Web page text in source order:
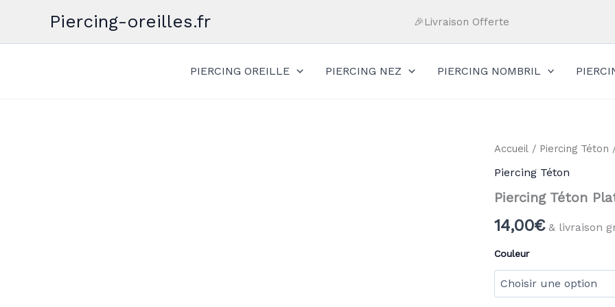
contenu
Piercing-oreilles.fr 🎉Livraison Offerte
PIERCING OREILLE PIERCING NEZ PIERCING NOMBRIL
Accueil / Piercing Téton
Piercing Téton
Piercing Téton
14,00€ & livraison
Couleur
quantité
Piercing
Plat